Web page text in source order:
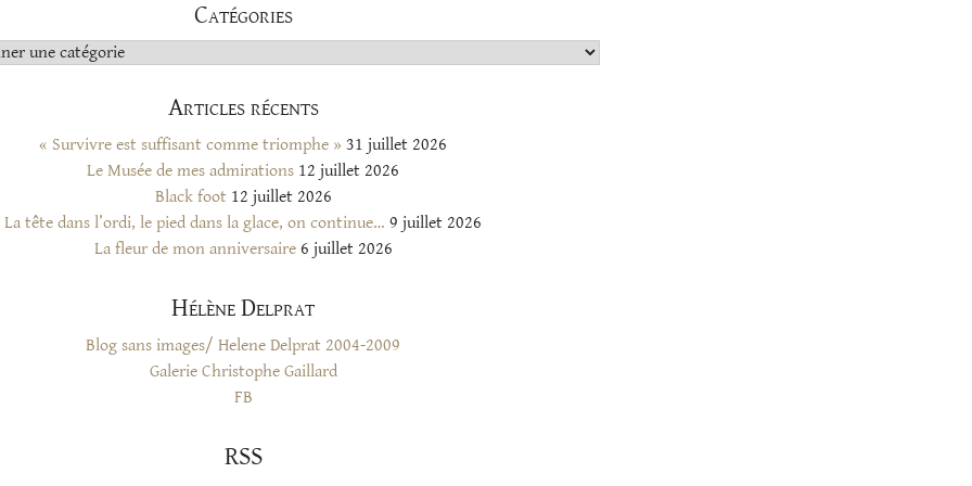
Catégories
Articles récents
« Survivre est suffisant comme triomphe » 31 juillet 2026
Le Musée de mes admirations 12 juillet 2026
Black foot 12 juillet 2026
La tête dans l’ordi, le pied dans la glace, on continue… 9 juillet 2026
La fleur de mon anniversaire 6 juillet 2026
Hélène Delprat
Blog sans images/ Helene Delprat 2004-2009
Galerie Christophe Gaillard
FB
RSS